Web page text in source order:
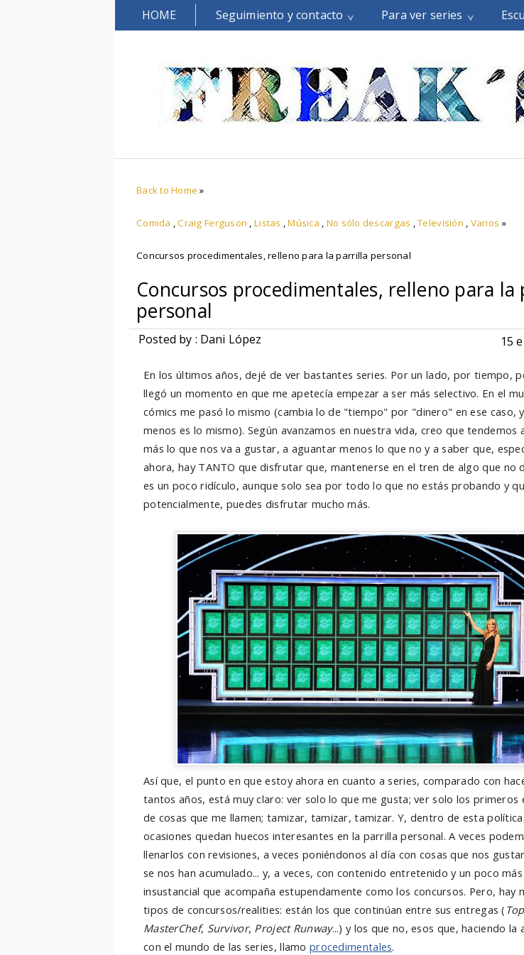
HOME Seguimiento y contacto Para ver series
Back to Home »
Comida ,Craig Ferguson , Listas ,Música , No sólo descargas ,Televisión , Varios »
Concursos procedimentales, relleno para la parrilla personal
Concursos procedimentales, relleno para la
personal
Posted by : Dani López 15
En los últimos años, dejé de ver bastantes series. Por un lado, por tiempo,
llegó un momento en que me apetecía empezar a ser más selectivo. En el
cómics me pasó lo mismo (cambia lo de "tiempo" por "dinero" en ese caso,
menos es lo mismo). Según avanzamos en nuestra vida, creo que tendemos
más lo que nos va a gustar, a aguantar menos lo que no y a saber que,
ahora, hay TANTO que disfrutar que, mantenerse en el tren de algo que no
es un poco ridículo, aunque solo sea por todo lo que no estás probando y
potencialmente, puedes disfrutar mucho más.
Así que, el punto en que estoy ahora en cuanto a series, comparado con
tantos años, está muy claro: ver solo lo que me gusta; ver solo los primeros
de cosas que me llamen; tamizar, tamizar, tamizar. Y, dentro de esta
ocasiones quedan huecos interesantes en la parrilla personal. A veces
llenarlos con revisiones, a veces poniéndonos al día con cosas que nos
se nos han acumulado... y, a veces, con contenido entretenido y un poco más
insustancial que acompaña estupendamente como los concursos. Pero, hay
tipos de concursos/realities: están los que continúan entre sus entregas (
MasterChef, Survivor, Project Runway...) y los que no, esos que, haciendo la
con el mundo de las series, llamo procedimentales.